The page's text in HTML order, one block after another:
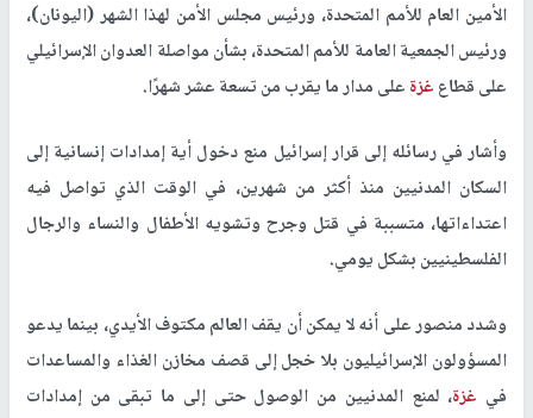
الأمين العام للأمم المتحدة، ورئيس مجلس الأمن لهذا الشهر (اليونان)،
ورئيس الجمعية العامة للأمم المتحدة، بشأن مواصلة العدوان الإسرائيلي
على قطاعغزةعلى مدار ما يقرب من تسعة عشر شهرًا.
وأشار في رسائله إلى قرار إسرائيل منع دخول أية إمدادات إنسانية إلى
السكان المدنيين منذ أكثر من شهرين، في الوقت الذي تواصل فيه
اعتداءاتها، متسببة في قتل وجرح وتشويه الأطفال والنساء والرجال
الفلسطينيين بشكل يومي.
وشدد منصور على أنه لا يمكن أن يقف العالم مكتوف الأيدي، بينما يدعو
المسؤولون الإسرائيليون بلا خجل إلى قصف مخازن الغذاء والمساعدات
في غزة، لمنع المدنيين من الوصول حتى إلى ما تبقى من إمدادات